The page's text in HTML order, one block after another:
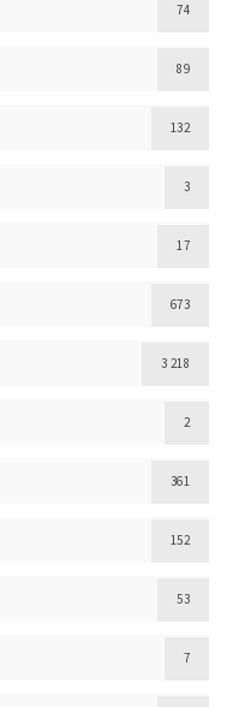
74
89
132
3
17
673
3 218
2
361
152
53
7